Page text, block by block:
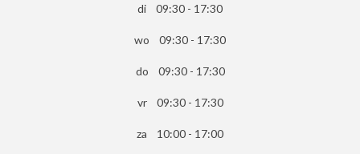
di 09:30 - 17:30
wo 09:30 - 17:30
do 09:30 - 17:30
vr 09:30 - 17:30
za 10:00 - 17:00